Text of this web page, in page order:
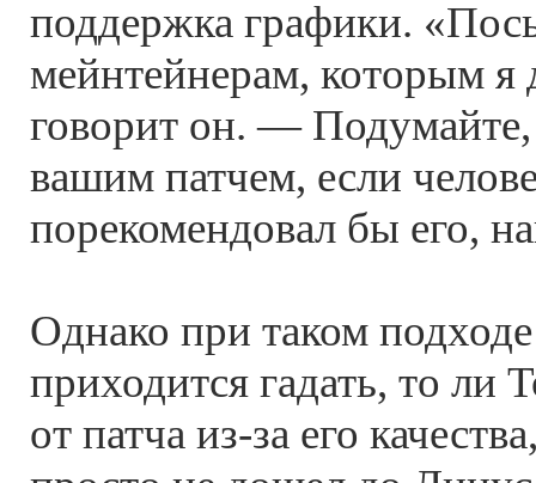
поддержка графики.
мейнтейнерам, которым
говорит он. — Подумайте,
вашим патчем, если
порекомендовал бы его,
Однако при таком
приходится гадать, то ли
от патча из-за его